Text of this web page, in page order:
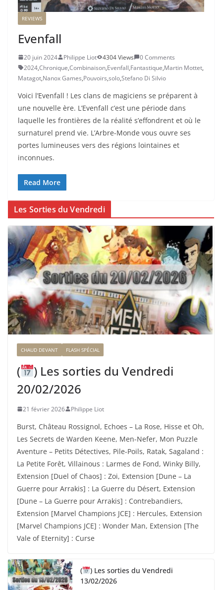
REVIEWS
Evenfall
20 juin 2024 Philippe Liot 4304 Views
0 Comments
2024,Chronique,Combinaison,Evenfall,Fantastique,Martin Mottet,
Matagot,Nanox Games,Pouvoirs,solo,Stefano Di Silvio
Voici l’Evenfall ! Les clans de magiciens se préparent à
une nouvelle ère. L’Evenfall c’est une période dans
laquelle les frontières de la réalité s’effondrent et où le
surnaturel prend vie. L’Arbre-Monde vous ouvre ses
portes lumineuses vers des régions lointaines et
inconnues.
Read More
Les Sorties du Vendredi
CHAUD DEVANT FLASH SPÉCIAL
(
) Les sorties du Vendredi
20/02/2026
21 février 2026 Philippe Liot
Burst, Château Rossignol, Echoes – La Rose, Hisse et Oh,
Les Secrets de Warden Keene, Men-Nefer, Mon Puzzle
Aventure – Petits Détectives, Pile-Poils, Ratak, Sagaland :
La Petite Forêt, Villainous : Larmes de Fond, Winky Billy,
Extension [Duel of Chaos] : Zoi, Extension [Dune – La
Guerre pour Arrakis] : La Guerre du Désert, Extension
[Dune – La Guerre pour Arrakis] : Contrebandiers,
Extension [Marvel Champions JCE] : Hercules, Extension
[Marvel Champions JCE] : Wonder Man, Extension [The
Vale of Eternity] : Curse
(
) Les sorties du Vendredi
13/02/2026